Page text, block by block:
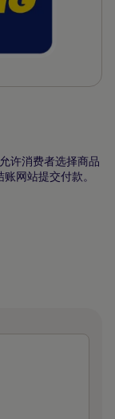
许消费者选择商品
网站提交付款。